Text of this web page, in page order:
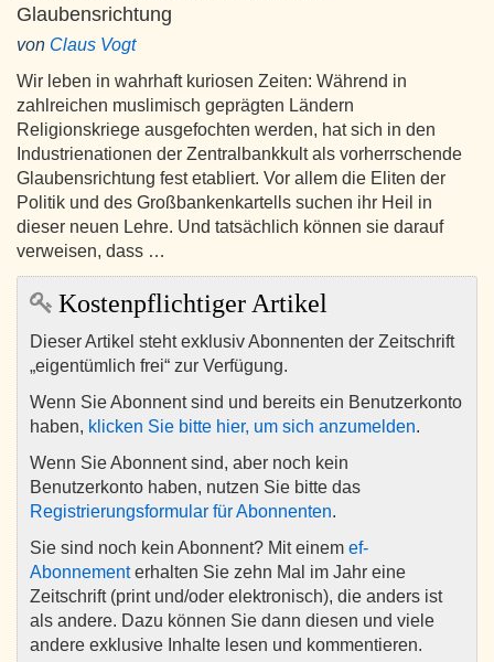
Glaubensrichtung
von Claus Vogt
Wir leben in wahrhaft kuriosen Zeiten: Während in
zahlreichen muslimisch geprägten Ländern
Religionskriege ausgefochten werden, hat sich in den
Industrienationen der Zentralbankkult als vorherrschende
Glaubensrichtung fest etabliert. Vor allem die Eliten der
Politik und des Großbankenkartells suchen ihr Heil in
dieser neuen Lehre. Und tatsächlich können sie darauf
verweisen, dass …
Kostenpflichtiger Artikel
Dieser Artikel steht exklusiv Abonnenten der Zeitschrift
„eigentümlich frei“ zur Verfügung.
Wenn Sie Abonnent sind und bereits ein Benutzerkonto
haben, klicken Sie bitte hier, um sich anzumelden.
Wenn Sie Abonnent sind, aber noch kein
Benutzerkonto haben, nutzen Sie bitte das
Registrierungsformular für Abonnenten.
Sie sind noch kein Abonnent? Mit einem ef-
Abonnementerhalten Sie zehn Mal im Jahr eine
Zeitschrift (print und/oder elektronisch), die anders ist
als andere. Dazu können Sie dann diesen und viele
andere exklusive Inhalte lesen und kommentieren.